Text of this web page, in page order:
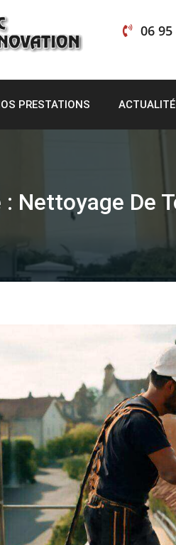
06 95
PRESTATIONS
: Nettoyage De